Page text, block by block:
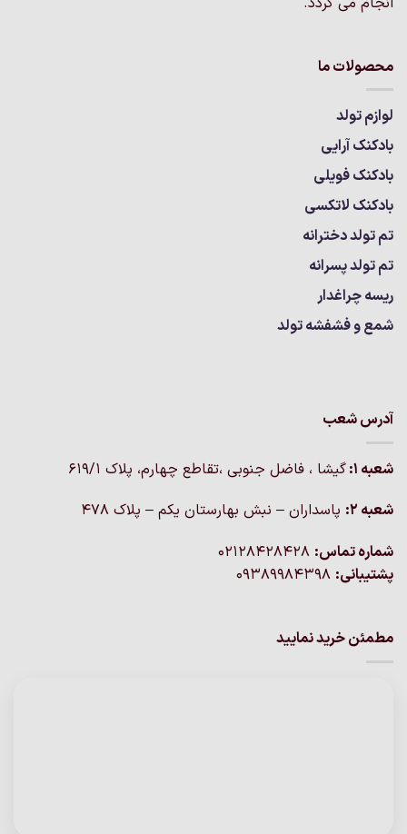
محصولات ما
لوازم تولد
بادکنک آرایی
بادکنک فویلی
بادکنک لاتکسی
تم تولد دخترانه
تم تولد پسرانه
ریسه چراغدار
شمع و فشفشه تولد
آدرس شعب
شعبه 1:
گيشا ، فاضل جنوبی ،تقاطع چهارم، پلاک 619/1
شعبه 2:
پاسداران – نبش بهارستان یکم – پلاک ۴۷۸
شماره تماس:
پشتیبانی:
مطمئن خرید نمایید